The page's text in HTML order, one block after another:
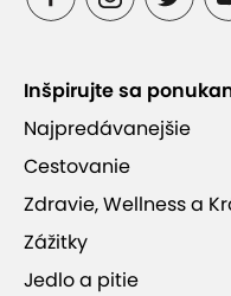
Zadné Meďodoly,
plese
Inšpirujte sa
Najpredávanejšie
Cestovanie
Zdravie, Wellness a
Zážitky
Jedlo a pitie